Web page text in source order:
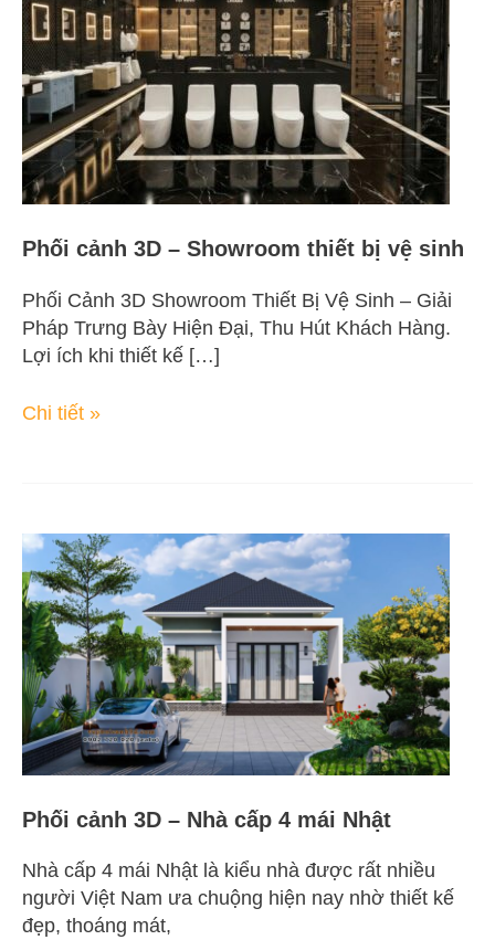
Phối cảnh 3D – Showroom thiết bị vệ sinh
Phối Cảnh 3D Showroom Thiết Bị Vệ Sinh – Giải
Pháp Trưng Bày Hiện Đại, Thu Hút Khách Hàng.
Lợi ích khi thiết kế […]
Showroom
thiết
bị
vệ
sinh
Chi tiết »
Phối cảnh 3D – Nhà cấp 4 mái Nhật
Nhà cấp 4 mái Nhật là kiểu nhà được rất nhiều
người Việt Nam ưa chuộng hiện nay nhờ thiết kế
đẹp, thoáng mát,
Phối
cảnh
3D
–
Nhà
cấp
mái
Nhật